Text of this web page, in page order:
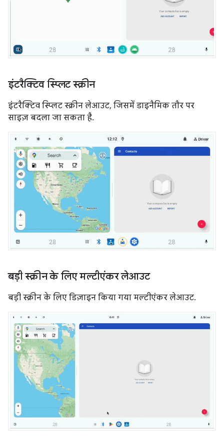
इंटरैक्टिव स्प्लिट स्क्रीन
इंटरैक्टिव स्प्लिट स्क्रीन लेआउट, जिसमें डाइनैमिक तौर पर
साइज़ बदला जा सकता है.
बड़ी स्क्रीन के लिए मल्टीएंकर लेआउट
बड़ी स्क्रीन के लिए डिज़ाइन किया गया मल्टीएंकर लेआउट.